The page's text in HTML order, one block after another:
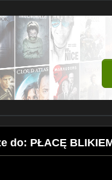
NIE KOPIOWAĆ NA INNE
#Dakann #Komedia
do: PŁACĘ